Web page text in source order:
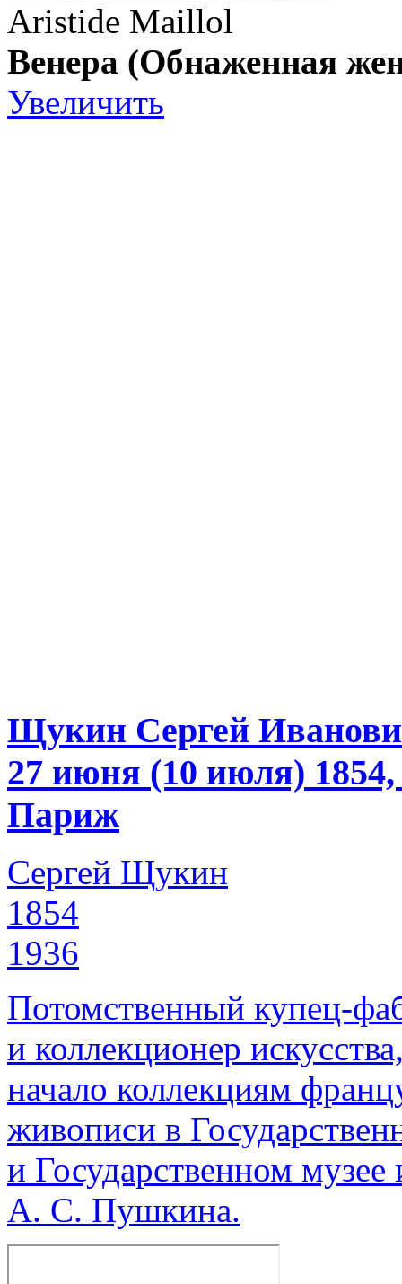
Aristide Maillol
Венера (Обнаженная
Увеличить
Щукин Сергей
27 июня (10 июля)
Париж
Сергей Щукин
1854
1936
Потомственный купец-
и коллекционер
начало коллекциям
живописи в
и Государственном
А. С. Пушкина.